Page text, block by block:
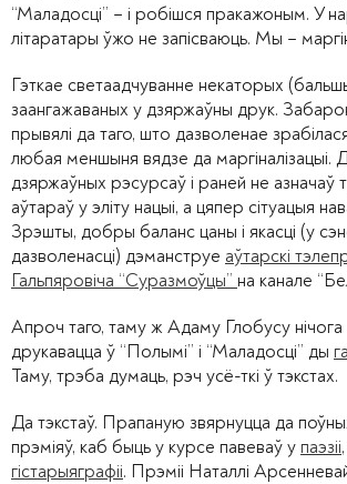
“Маладосці” – і робішся пракажоным. У
літаратары ўжо не запісваюць. Мы –
Гэткае светаадчуванне некаторых
заангажаваных у дзяржаўны друк.
прывялі да таго, што дазволенае
любая меншыня вядзе да маргіналізацыі.
дзяржаўных рэсурсаў і раней не азначаў
аўтараў у эліту нацыі, а цяпер сітуацыя
Зрэшты, добры баланс цаны і якасці (у
дазволенасці) дэманструе аўтарскі
Гальпяровіча “Суразмоўцы” на канале
Апроч таго, таму ж Адаму Глобусу нічога
друкавацца ў “Полымі” і “Маладосці” ды
Таму, трэба думаць, рэч усё-ткі ў тэкстах.
Да тэкстаў. Прапаную звярнуцца да
прэміяў, каб быць у курсе павеваў у паэзіі,
гістарыяграфіі. Прэміі Наталлі